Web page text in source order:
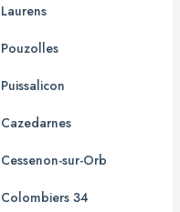
Laurens
Pouzolles
Puissalicon
Cazedarnes
Cessenon-sur-Orb
Colombiers 34